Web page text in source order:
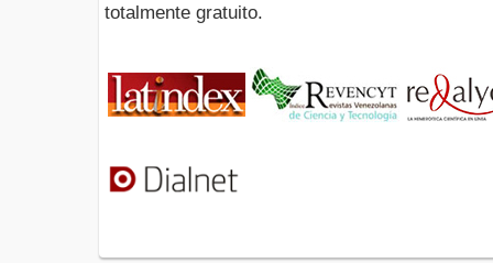
totalmente gratuito.